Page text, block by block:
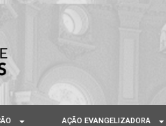
AÇÃO EVANGELIZADORA